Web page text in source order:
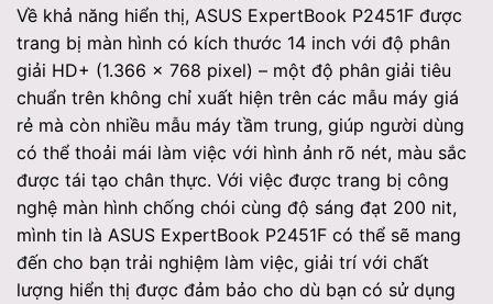
Về khả năng hiển thị, ASUS ExpertBook P2451F được
trang bị màn hình có kích thước 14 inch với độ phân
giải HD+ (1.366 x 768 pixel) – một độ phân giải tiêu
chuẩn trên không chỉ xuất hiện trên các mẫu máy giá
rẻ mà còn nhiều mẫu máy tầm trung, giúp người dùng
có thể thoải mái làm việc với hình ảnh rõ nét, màu sắc
được tái tạo chân thực. Với việc được trang bị công
nghệ màn hình chống chói cùng độ sáng đạt 200 nit,
mình tin là ASUS ExpertBook P2451F có thể sẽ mang
đến cho bạn trải nghiệm làm việc, giải trí với chất
lượng hiển thị được đảm bảo cho dù bạn có sử dụng